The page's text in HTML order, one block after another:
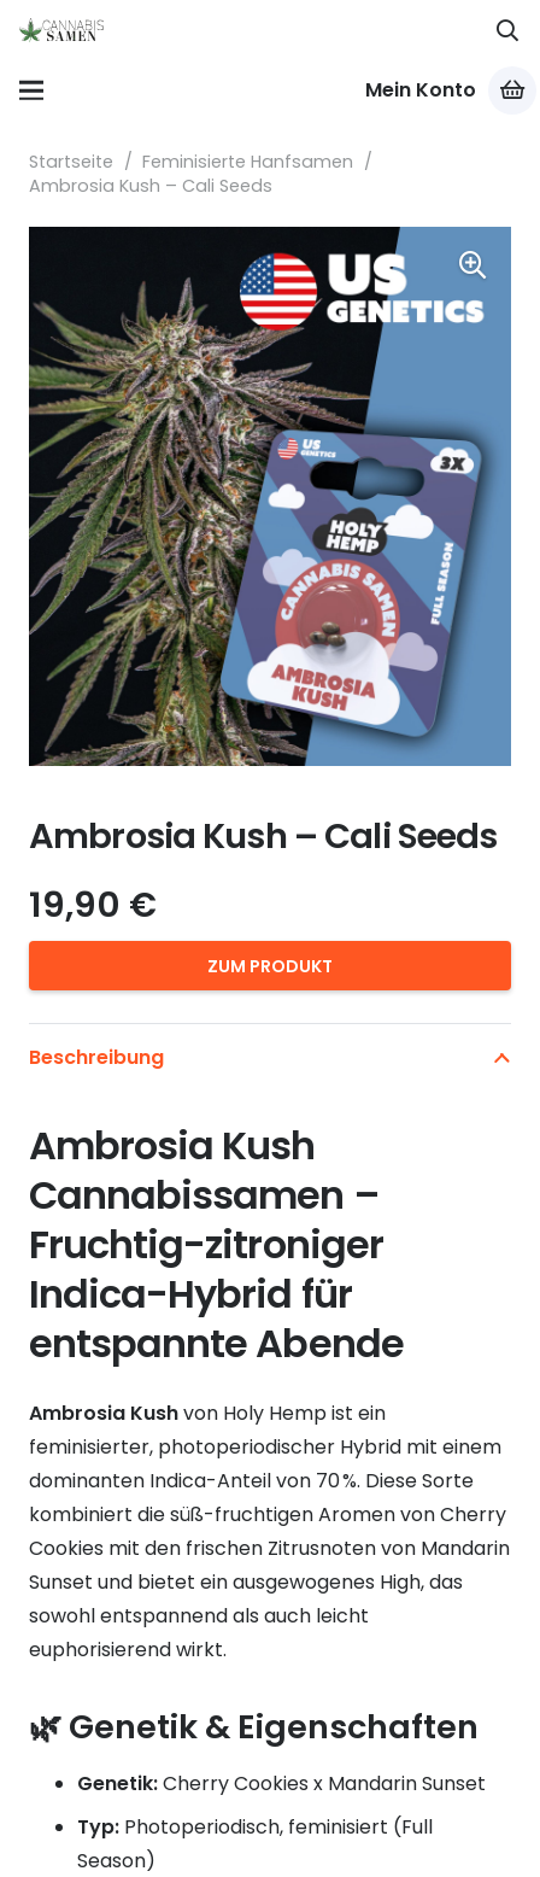
Mein Konto
Startseite / Feminisierte Hanfsamen /
Ambrosia Kush – Cali Seeds
Ambrosia Kush – Cali Seeds
19,90 €
ZUM PRODUKT
Beschreibung
Ambrosia Kush
Cannabissamen –
Fruchtig-zitroniger
Indica-Hybrid für
entspannte Abende
Ambrosia Kushvon Holy Hemp ist ein
feminisierter, photoperiodischer Hybrid mit einem
dominanten Indica-Anteil von 70 %. Diese Sorte
kombiniert die süß-fruchtigen Aromen von Cherry
Cookies mit den frischen Zitrusnoten von Mandarin
Sunset und bietet ein ausgewogenes High, das
sowohl entspannend als auch leicht
euphorisierend wirkt.
🌿 Genetik & Eigenschaften
Genetik:Cherry Cookies x Mandarin Sunset
Typ: Photoperiodisch, feminisiert (Full
Season)